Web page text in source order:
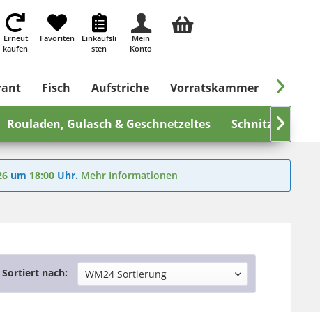
Erneut
kaufen
Favoriten
Einkaufsli
sten
Mein
Konto
Fisch Aufstriche Vorratskammer Süßes
Rouladen, Gulasch & Geschnetzeltes Schnitzel


um 18:00 Uhr. Mehr Informationen
Sortiert nach: